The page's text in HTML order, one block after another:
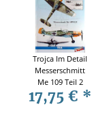
Trojca Im Detail
Messerschmitt
Me 109 Teil 2
17,75 € *